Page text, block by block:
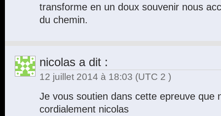
transforme en un doux souvenir nous
du chemin.
nicolas a dit :
12 juillet 2014 à 18:03 (UTC 2 )
Je vous soutien dans cette epreuve que
cordialement nicolas